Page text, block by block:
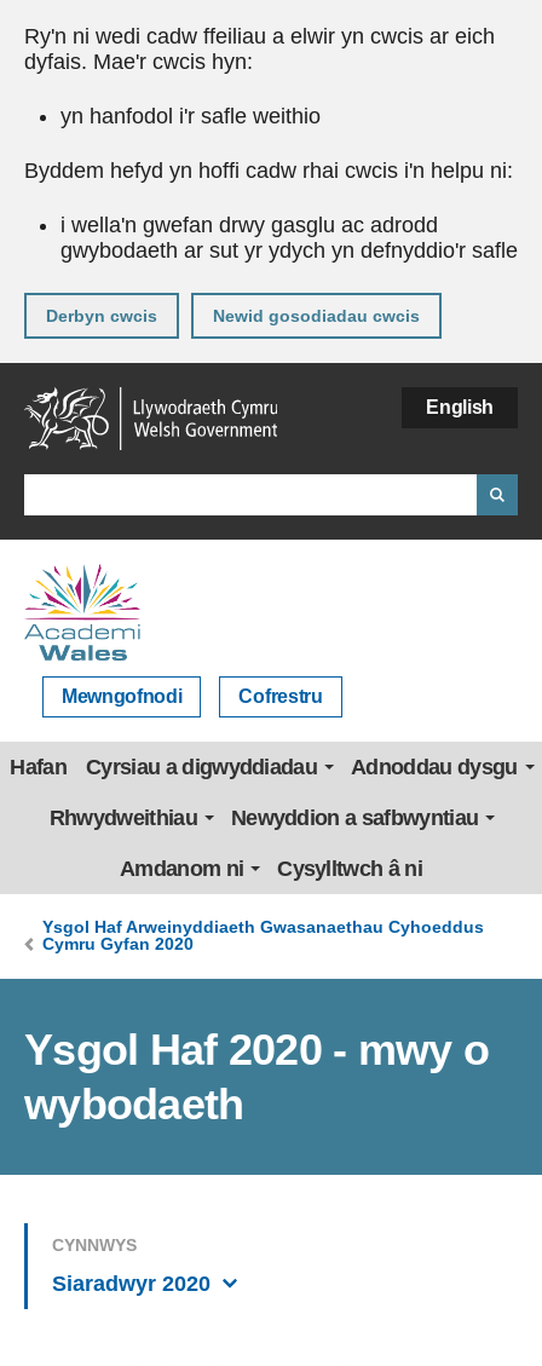
Ry'n ni wedi cadw ffeiliau a elwir yn cwcis ar eich
dyfais. Mae'r cwcis hyn:
yn hanfodol i'r safle weithio
Byddem hefyd yn hoffi cadw rhai cwcis i'n helpu ni:
i wella'n gwefan drwy gasglu ac adrodd
gwybodaeth ar sut yr ydych yn defnyddio'r safle
Derbyn cwcis Newid gosodiadau cwcis
Neidio
i'r
prif
gynnwy
English
Mewngofnodi Cofrestru
Hafan Cyrsiau a digwyddiadau Adnoddau dysgu
Rhwydweithiau Newyddion a safbwyntiau
Amdanom ni Cysylltwch â ni
Ysgol Haf Arweinyddiaeth Gwasanaethau Cyhoeddus
Cymru Gyfan 2020
Ysgol Haf 2020 - mwy o
wybodaeth
CYNNWYS
Siaradwyr 2020